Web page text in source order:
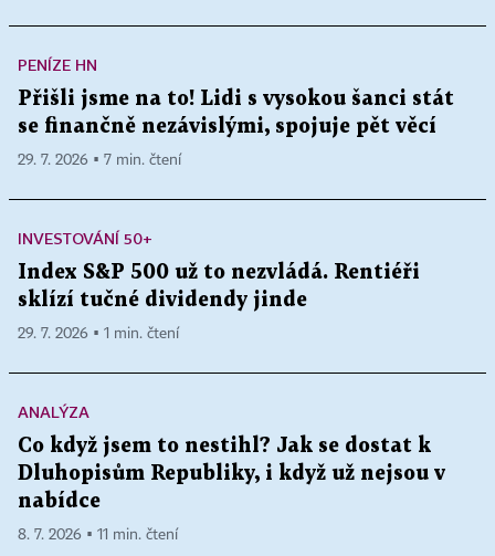
PENÍZE HN
Přišli jsme na to! Lidi s vysokou šanci stát
se finančně nezávislými, spojuje pět věcí
29. 7. 2026 ▪ 7 min. čtení
INVESTOVÁNÍ 50+
Index S&P 500 už to nezvládá. Rentiéři
sklízí tučné dividendy jinde
29. 7. 2026 ▪ 1 min. čtení
ANALÝZA
Co když jsem to nestihl? Jak se dostat k
Dluhopisům Republiky, i když už nejsou v
nabídce
8. 7. 2026 ▪ 11 min. čtení